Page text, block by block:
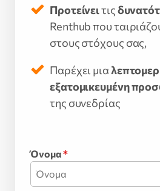
Προτείνειτις
Renthub που
στους στόχους σας,
Παρέχει μια
εξατομικευμένη
της συνεδρίας
Όνομα*